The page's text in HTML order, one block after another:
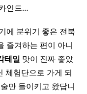
인드…
에 분위기 좋은 전북
즐겨하는 편이 아니
테일 맛이 진짜 좋았
체험단으로 가게 되
만 들이키고 왔답니